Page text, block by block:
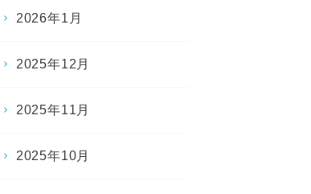
2026年1月
2025年12月
2025年11月
2025年10月